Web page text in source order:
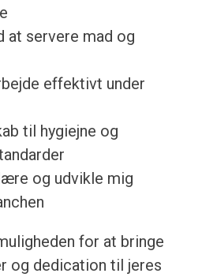
at servere mad og
effektivt under
til hygiejne og
og udvikle mig
for at bringe
og dedication til jeres